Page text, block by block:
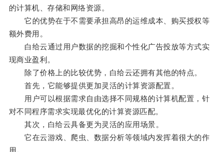
的计算机、存储和网络资源。
它的优势在于不需要承担高昂的运维成本、购买授权等
额外费用。
白给云通过用户数据的挖掘和个性化广告投放等方式实
现商业盈利。
除了价格上的比较优势，白给云还拥有其他的特点。
首先，它能够提供更加灵活的计算资源配置。
用户可以根据需求自由选择不同规格的计算机配置，针
对不同程序需求实现最优化的计算资源匹配。
其次，白给云具备更为灵活的应用场景。
它在云游戏、爬虫、数据分析等领域内发挥着很大的作